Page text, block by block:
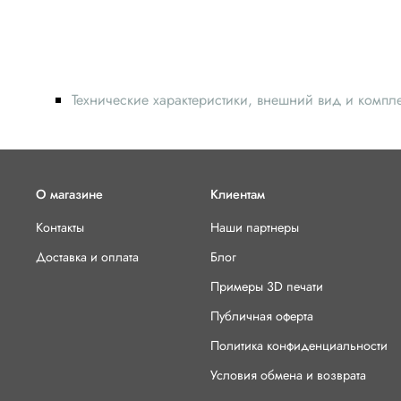
Технические характеристики, внешний вид и
О магазине
Контакты
Доставка и оплата
Клиентам
Наши партнеры
Блог
Примеры 3D печати
Публичная оферта
Политика конфиденциальности
Условия обмена и возврата